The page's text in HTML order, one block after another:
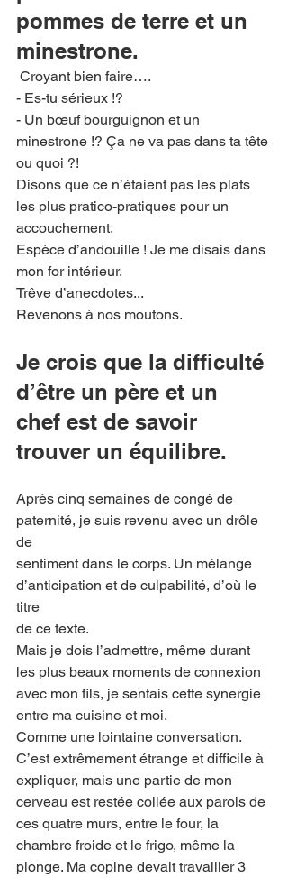
pommes de terre et un
minestrone.
Croyant bien faire….
- Es-tu sérieux !?
- Un bœuf bourguignon et un
minestrone !? Ça ne va pas dans ta tête
ou quoi ?!
Disons que ce n’étaient pas les plats
les plus pratico-pratiques pour un
accouchement.
Espèce d’andouille ! Je me disais dans
mon for intérieur.
Trêve d’anecdotes...
Revenons à nos moutons.
Je crois que la difficulté
d’être un père et un
chef est de savoir
trouver un équilibre.
Après cinq semaines de congé de
paternité, je suis revenu avec un drôle
de
sentiment dans le corps. Un mélange
d’anticipation et de culpabilité, d’où le
titre
de ce texte.
Mais je dois l’admettre, même durant
les plus beaux moments de connexion
avec mon fils, je sentais cette synergie
entre ma cuisine et moi.
Comme une lointaine conversation.
C’est extrêmement étrange et difficile à
expliquer, mais une partie de mon
cerveau est restée collée aux parois de
ces quatre murs, entre le four, la
chambre froide et le frigo, même la
plonge. Ma copine devait travailler 3